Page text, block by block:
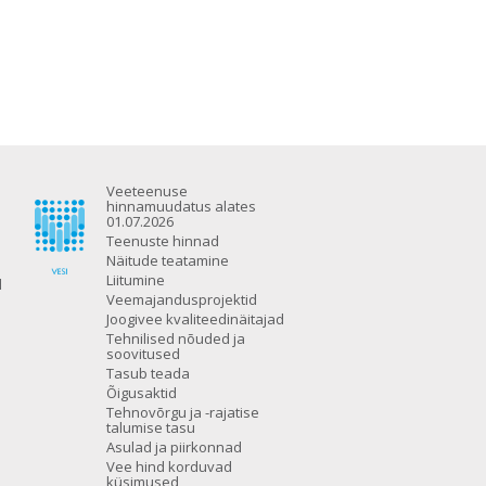
Veeteenuse
hinnamuudatus alates
01.07.2026
Teenuste hinnad
Näitude teatamine
Liitumine
Veemajandusprojektid
Joogivee kvaliteedinäitajad
Tehnilised nõuded ja
soovitused
Tasub teada
Õigusaktid
Tehnovõrgu ja -rajatise
talumise tasu
Asulad ja piirkonnad
Vee hind korduvad
küsimused